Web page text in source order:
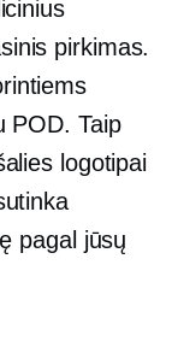
pirkimas.
POD. Taip
logotipai
pagal jūsų